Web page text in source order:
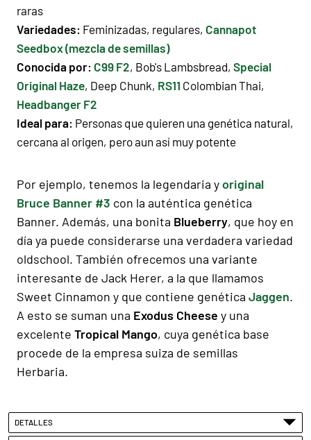
raras
Variedades: Feminizadas, regulares, Cannapot
Seedbox (mezcla de semillas)
Conocida por: C99 F2, Bob's Lambsbread, Special
Original Haze, Deep Chunk, RS11 Colombian Thai,
Headbanger F2
Ideal para: Personas que quieren una genética natural,
cercana al origen, pero aun así muy potente
Por ejemplo, tenemos la legendaria yoriginal
Bruce Banner #3 con la auténtica genética
Banner. Además, una bonita Blueberry, que hoy en
día ya puede considerarse una verdadera variedad
oldschool. También ofrecemos una variante
interesante de Jack Herer, a la que llamamos
Sweet Cinnamon y que contiene genética Jaggen.
A esto se suman una Exodus Cheese y una
excelente Tropical Mango, cuya genética base
procede de la empresa suiza de semillas
Herbaria.
DETALLES